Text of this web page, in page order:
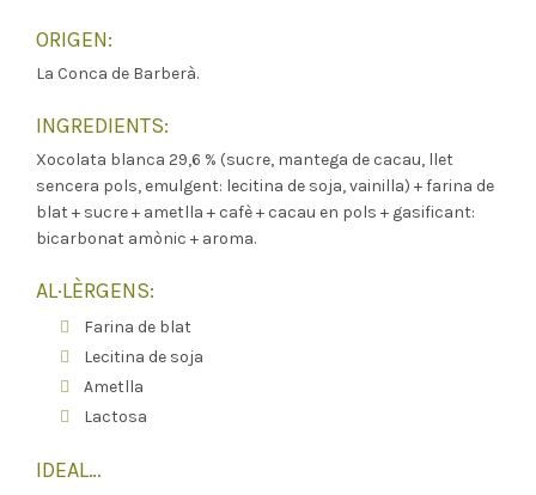
ORIGEN:
La Conca de Barberà.
INGREDIENTS:
Xocolata blanca 29,6 % (sucre, mantega de cacau, llet
sencera pols, emulgent: lecitina de soja, vainilla) + farina de
blat + sucre + ametlla + cafè + cacau en pols + gasificant:
bicarbonat amònic + aroma.
AL·LÈRGENS:
Farina de blat
Lecitina de soja
Ametlla
Lactosa
IDEAL…